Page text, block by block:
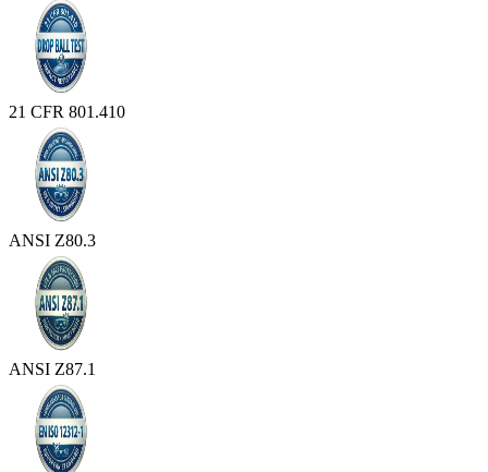
21 CFR 801.410
ANSI Z80.3
ANSI Z87.1